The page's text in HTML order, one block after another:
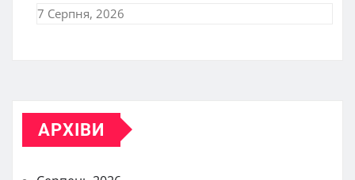
7 Серпня, 2026
АРХІВИ